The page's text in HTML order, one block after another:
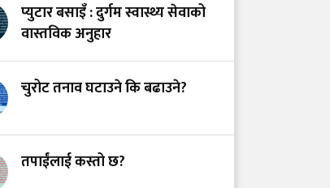
अस्तित्वको खोजीमा
नर्सिङ पेसा: साधना
देशको, सम्मान कहिले?
हामी भवन बनाउँदैछौँ कि
स्वास्थ्य प्रणाली?
प्युटार बसाइँ : दुर्गम स्वास्थ्य सेवाको
वास्तविक अनुहार
चुरोट तनाव घटाउने कि बढाउने?
तपाईंलाई कस्तो छ?